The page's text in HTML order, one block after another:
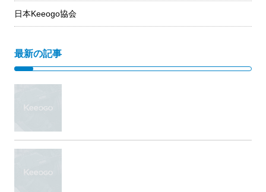
日本Keeogo協会
最新の記事